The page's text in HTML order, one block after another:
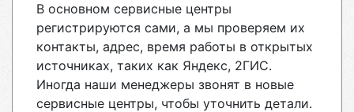
В основном сервисные центры
регистрируются сами, а мы проверяем их
контакты, адрес, время работы в открытых
источниках, таких как Яндекс, 2ГИС.
Иногда наши менеджеры звонят в новые
сервисные центры, чтобы уточнить детали.